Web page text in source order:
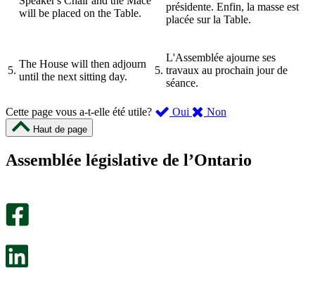
will be placed on the Table.
présidente. Enfin, la masse est
placée sur la Table.
5.
The House will then adjourn
until the next sitting day.
5.
L'Assemblée ajourne ses
travaux au prochain jour de
séance.
Cette page vous a-t-elle été utile? Oui ,
été
Non
m’a
Haut de page
Assemblée législative de l’Ontario